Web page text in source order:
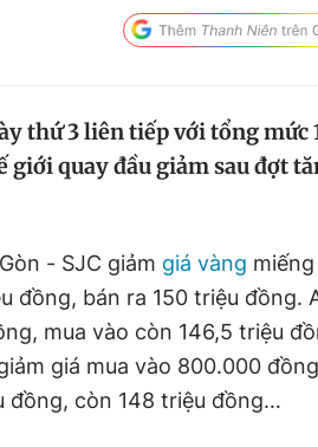
thứ 3 liên tiếp với tổng mức
quay đầu giảm sau đợt
- SJC giảm giá vàng
đồng, bán ra 150 triệu đồng.
mua vào còn 146,5 triệu
giá mua vào 800.000
đồng, còn 148 triệu đồng…